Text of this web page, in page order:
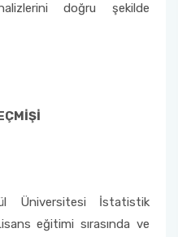
doğru şekilde
Üniversitesi İstatistik
eğitimi sırasında ve